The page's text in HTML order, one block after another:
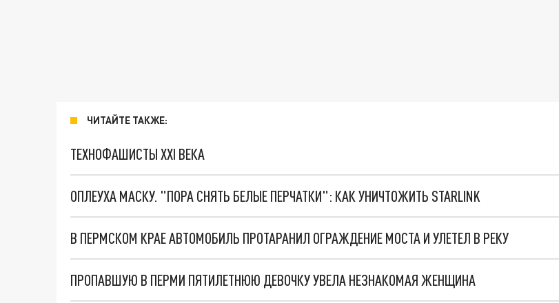
ЧИТАЙТЕ ТАКЖЕ:
ТЕХНОФАШИСТЫ XXI ВЕКА
ОПЛЕУХА МАСКУ. "ПОРА СНЯТЬ БЕЛЫЕ ПЕРЧАТКИ": КАК УНИЧТОЖИТЬ STARLINK
В ПЕРМСКОМ КРАЕ АВТОМОБИЛЬ ПРОТАРАНИЛ ОГРАЖДЕНИЕ МОСТА И УЛЕТЕЛ В РЕКУ
ПРОПАВШУЮ В ПЕРМИ ПЯТИЛЕТНЮЮ ДЕВОЧКУ УВЕЛА НЕЗНАКОМАЯ ЖЕНЩИНА